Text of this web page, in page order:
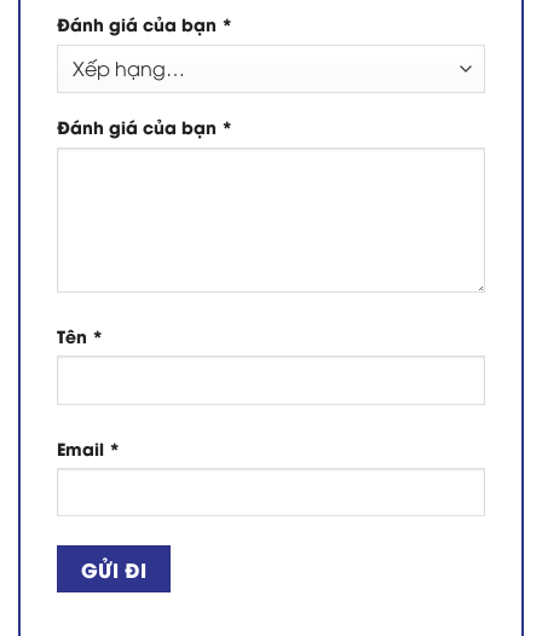
Đánh giá của bạn *
Đánh giá của bạn *
Tên *
Email *